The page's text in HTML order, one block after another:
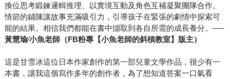
換位思考鍛鍊邏輯推理、以實境互動及角色互補凝聚團隊合作。
情節的鋪陳讓故事充滿吸引力，引導孩子在緊張的劇情中探索可
能的結果。相信我們都能在書中擷取到各自所需的成長養分。──
黃慧瑜∕小魚老師（FB粉專【小魚老師的斜槓教室】版主）
這是甘雪冰這位日本作家創作的第一部兒童文學作品，很少有一
本書，讓我這個寫作多年的創作者，為了想知道答案一口氣看